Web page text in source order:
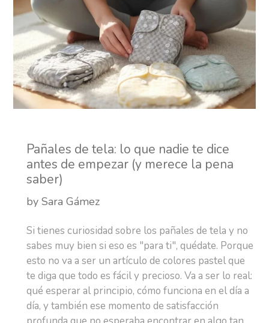
Pañales de tela: lo que nadie te dice
antes de empezar (y merece la pena
saber)
by Sara Gámez
Si tienes curiosidad sobre los pañales de tela y no
sabes muy bien si eso es "para ti", quédate. Porque
esto no va a ser un artículo de colores pastel que
te diga que todo es fácil y precioso. Va a ser lo real:
qué esperar al principio, cómo funciona en el día a
día, y también ese momento de satisfacción